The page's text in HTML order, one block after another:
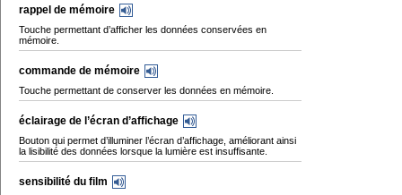
rappel de mémoire
Touche permettant d’afficher les données conservées en
mémoire.
commande de mémoire
Touche permettant de conserver les données en mémoire.
éclairage de l’écran d’affichage
Bouton qui permet d’illuminer l’écran d’affichage, améliorant ainsi
la lisibilité des données lorsque la lumière est insuffisante.
sensibilité du film